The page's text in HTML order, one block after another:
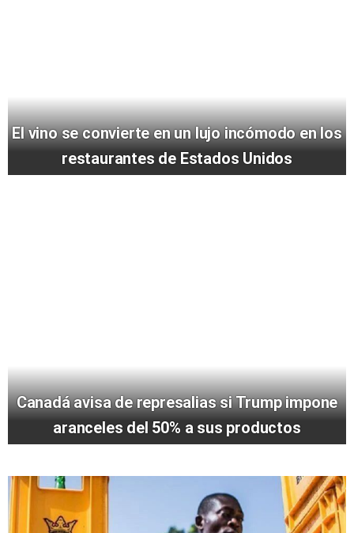
El vino se convierte en un lujo incómodo en los
restaurantes de Estados Unidos
Canadá avisa de represalias si Trump impone
aranceles del 50% a sus productos